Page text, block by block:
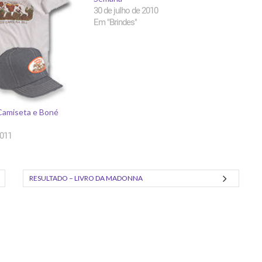
e Boné
30 de julho de 2010
Em "Brindes"
RESULTADO – LIVRO DA MADONNA